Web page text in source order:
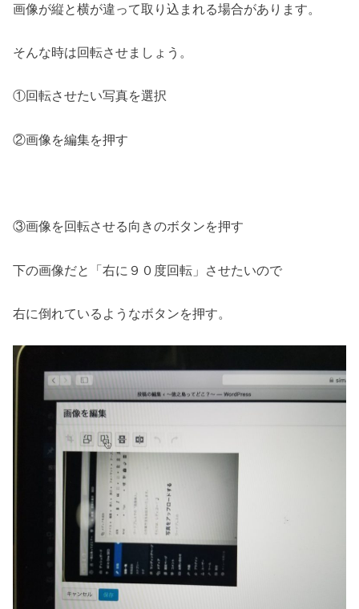
画像が縦と横が違って取り込まれる場合があります。
そんな時は回転させましょう。
①回転させたい写真を選択
②画像を編集を押す
③画像を回転させる向きのボタンを押す
下の画像だと「右に９０度回転」させたいので
右に倒れているようなボタンを押す。